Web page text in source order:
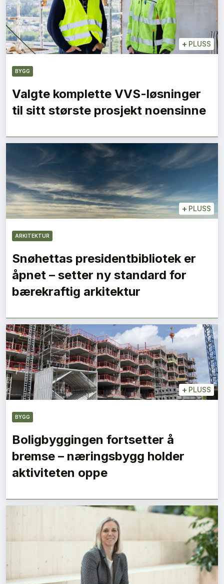
+ PLUSS
BYGG
Valgte komplette VVS-løsninger
til sitt største prosjekt noensinne
+ PLUSS
ARKITEKTUR
Snøhettas presidentbibliotek er
åpnet – setter ny standard for
bærekraftig arkitektur
+ PLUSS
BYGG
Boligbyggingen fortsetter å
bremse – næringsbygg holder
aktiviteten oppe